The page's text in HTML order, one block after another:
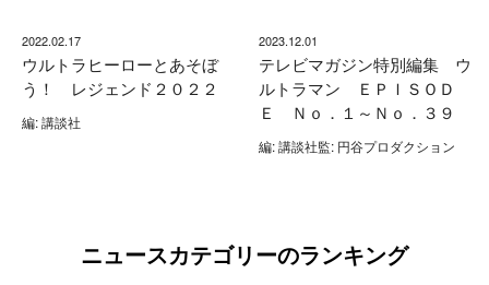
2022.02.17
ウルトラヒーローとあそぼ
う！ レジェンド２０２２
編: 講談社
2023.12.01
テレビマガジン特別編集 ウ
ルトラマン ＥＰＩＳＯＤ
Ｅ Ｎｏ．１～Ｎｏ．３９
編: 講談社監: 円谷プロダクション
ニュースカテゴリーのランキング